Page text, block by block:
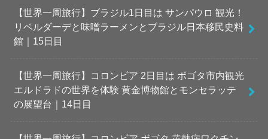
【世界一周旅行】ブラジル1日目は サンパウロ 観光！
リベルダーデと味噌ラーメンとブラジル日本移民史料
館｜15日目
【世界一周旅行】コロンビア 2日目は ボゴタ市内観光
エルドラドの世界を体験 黄金博物館とモンセラッテ
の展望台｜14日目